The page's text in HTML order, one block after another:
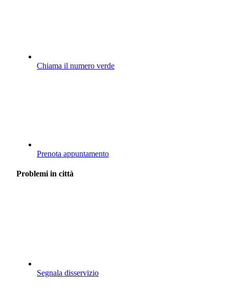
Chiama il numero verde
Prenota appuntamento
Problemi in città
Segnala disservizio